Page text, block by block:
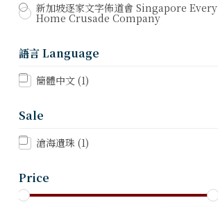
新加坡逐家文字佈道會 Singapore Every
Home Crusade Company
語言 Language
簡體中文 (1)
Sale
滄海遺珠 (1)
Price